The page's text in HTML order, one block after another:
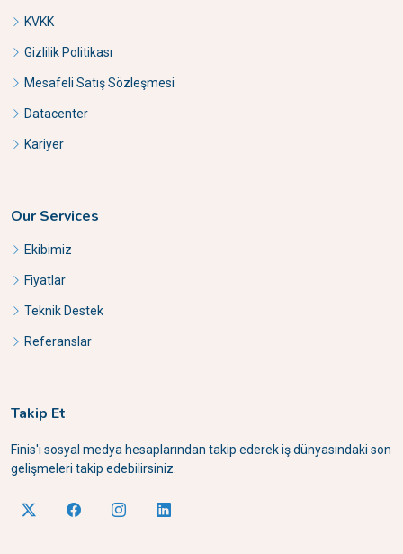
KVKK
Gizlilik Politikası
Mesafeli Satış Sözleşmesi
Datacenter
Kariyer
Our Services
Ekibimiz
Fiyatlar
Teknik Destek
Referanslar
Takip Et
Finis'i sosyal medya hesaplarından takip ederek iş dünyasındaki son
gelişmeleri takip edebilirsiniz.